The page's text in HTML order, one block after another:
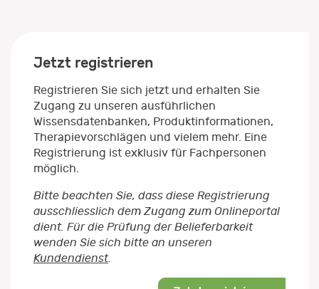
Jetzt registrieren
Registrieren Sie sich jetzt und erhalten Sie
Zugang zu unseren ausführlichen
Wissensdatenbanken, Produktinformationen,
Therapievorschlägen und vielem mehr. Eine
Registrierung ist exklusiv für Fachpersonen
möglich.
Bitte beachten Sie, dass diese Registrierung
ausschliesslich dem Zugang zum Onlineportal
dient. Für die Prüfung der Belieferbarkeit
wenden Sie sich bitte an unseren
Kundendienst.